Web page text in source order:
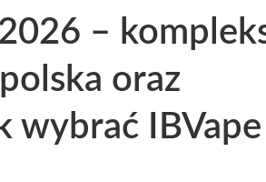
–
oraz
wybrać IBVape